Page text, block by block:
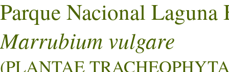
Parque Nacional Laguna
Marrubium vulgare
(PLANTAE